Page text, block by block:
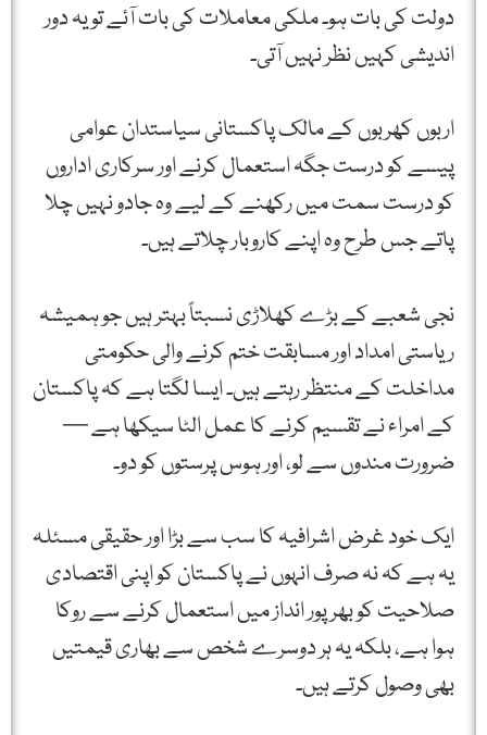
دولت کی بات ہو۔ ملکی معاملات کی بات آئے تو یہ دور
اندیشی کہیں نظر نہیں آتی۔
اربوں کھربوں کے مالک پاکستانی سیاستدان عوامی
پیسے کو درست جگہ استعمال کرنے اور سرکاری اداروں
کو درست سمت میں رکھنے کے لیے وہ جادو نہیں چلا
پاتے جس طرح وہ اپنے کاروبار چلاتے ہیں۔
نجی شعبے کے بڑے کھلاڑی نسبتاً بہتر ہیں جو ہمیشہ
ریاستی امداد اور مسابقت ختم کرنے والی حکومتی
مداخلت کے منتظر رہتے ہیں۔ ایسا لگتا ہے کہ پاکستان
کے امراء نے تقسیم کرنے کا عمل الٹا سیکھا ہے —
ضرورت مندوں سے لو، اور ہوس پرستوں کو دو۔
ایک خود غرض اشرافیہ کا سب سے بڑا اور حقیقی مسئلہ
یہ ہے کہ نہ صرف انہوں نے پاکستان کو اپنی اقتصادی
صلاحیت کو بھرپور انداز میں استعمال کرنے سے روکا
ہوا ہے، بلکہ یہ ہر دوسرے شخص سے بھاری قیمتیں
بھی وصول کرتے ہیں۔